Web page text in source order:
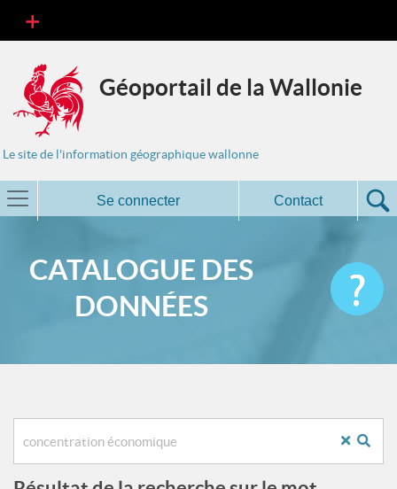
Géoportail de la Wallonie
Le site de l'information géographique wallonne
Se connecter Contact
CATALOGUE DES
DONNÉES